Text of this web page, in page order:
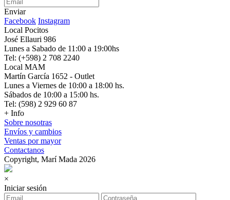
Enviar
Facebook Instagram
Local Pocitos
José Ellauri 986
Lunes a Sabado de 11:00 a 19:00hs
Tel: (+598) 2 708 2240
Local MAM
Martín García 1652 - Outlet
Lunes a Viernes de 10:00 a 18:00 hs.
Sábados de 10:00 a 15:00 hs.
Tel: (598) 2 929 60 87
+ Info
Sobre nosotras
Envíos y cambios
Ventas por mayor
Contactanos
Copyright, Marí Mada 2026
×
Iniciar sesión